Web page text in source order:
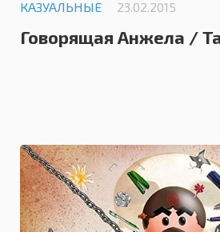
КАЗУАЛЬНЫЕ 23.02.2015
Говорящая Анжела /